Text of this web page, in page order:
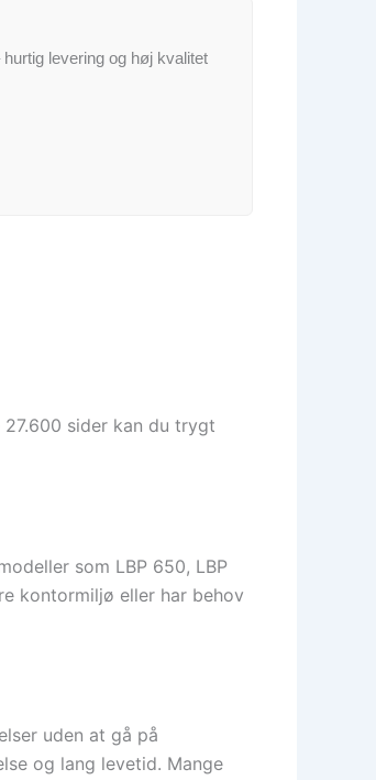
levering og høj kvalitet
sider kan du trygt
som LBP 650, LBP
kontormiljø eller har behov
uden at gå på
og lang levetid. Mange